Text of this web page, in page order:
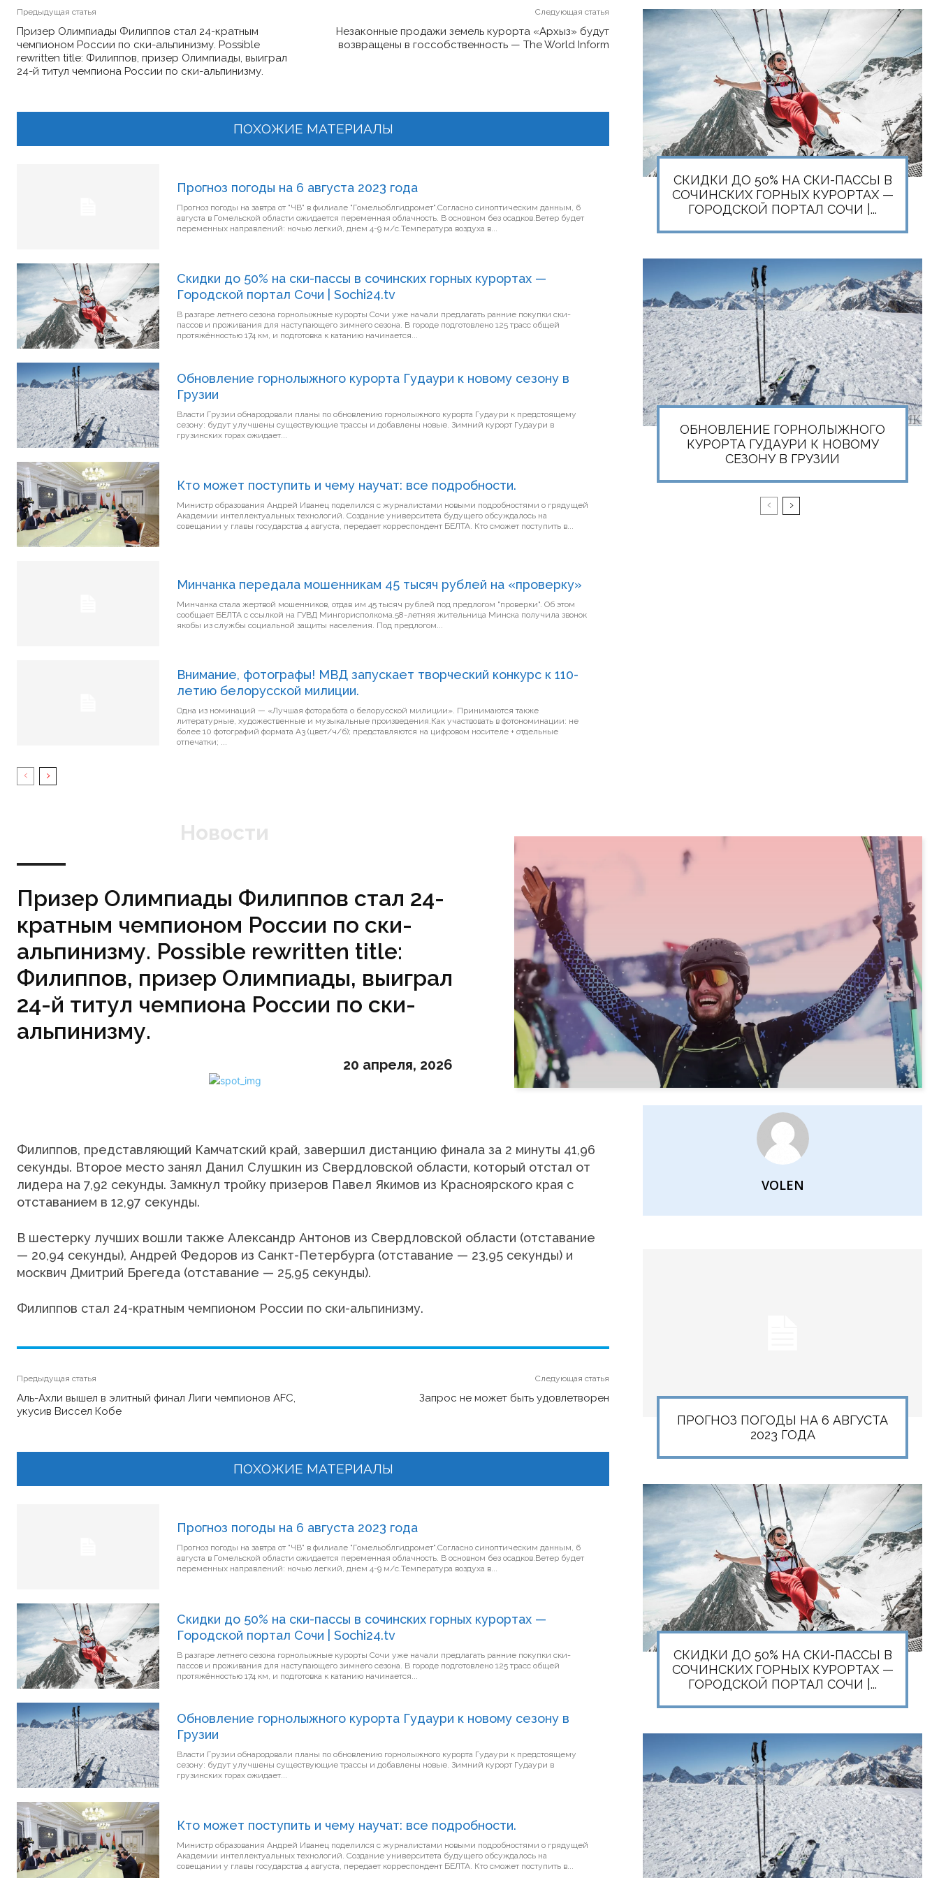
Предыдущая статья
Призер Олимпиады Филиппов стал 24-кратным
чемпионом России по ски-альпинизму. Possible
rewritten title: Филиппов, призер Олимпиады, выиграл
24-й титул чемпиона России по ски-альпинизму.
Следующая статья
Незаконные продажи земель курорта «Архыз» будут
возвращены в госсобственность — The World Inform
ПОХОЖИЕ МАТЕРИАЛЫ
Прогноз погоды на 6 августа 2023 года
Прогноз погоды на завтра от "ЧВ" в филиале "Гомельоблгидромет".Согласно синоптическим данным, 6
августа в Гомельской области ожидается переменная облачность. В основном без осадков.Ветер будет
переменных направлений: ночью легкий, днем 4-9 м/с.Температура воздуха в...
Скидки до 50% на ски-пассы в сочинских горных курортах —
Городской портал Сочи | Sochi24.tv
В разгаре летнего сезона горнолыжные курорты Сочи уже начали предлагать ранние покупки ски-
пассов и проживания для наступающего зимнего сезона. В городе подготовлено 125 трасс общей
протяжённостью 174 км, и подготовка к катанию начинается...
Обновление горнолыжного курорта Гудаури к новому сезону в
Грузии
Власти Грузии обнародовали планы по обновлению горнолыжного курорта Гудаури к предстоящему
сезону: будут улучшены существующие трассы и добавлены новые. Зимний курорт Гудаури в
грузинских горах ожидает...
Кто может поступить и чему научат: все подробности.
Министр образования Андрей Иванец поделился с журналистами новыми подробностями о грядущей
Академии интеллектуальных технологий. Создание университета будущего обсуждалось на
совещании у главы государства 4 августа, передает корреспондент БЕЛТА. Кто сможет поступить в...
Минчанка передала мошенникам 45 тысяч рублей на «проверку»
Минчанка стала жертвой мошенников, отдав им 45 тысяч рублей под предлогом "проверки". Об этом
сообщает БЕЛТА с ссылкой на ГУВД Мингорисполкома.58-летняя жительница Минска получила звонок
якобы из службы социальной защиты населения. Под предлогом...
Внимание, фотографы! МВД запускает творческий конкурс к 110-
летию белорусской милиции.
Одна из номинаций — «Лучшая фоторабота о белорусской милиции». Принимаются также
литературные, художественные и музыкальные произведения.Как участвовать в фотономинации: не
более 10 фотографий формата А3 (цвет/ч/б); представляются на цифровом носителе + отдельные
отпечатки; ...
СКИДКИ ДО 50% НА СКИ-ПАССЫ В
СОЧИНСКИХ ГОРНЫХ КУРОРТАХ —
ГОРОДСКОЙ ПОРТАЛ СОЧИ |...
ОБНОВЛЕНИЕ ГОРНОЛЫЖНОГО
КУРОРТА ГУДАУРИ К НОВОМУ
СЕЗОНУ В ГРУЗИИ